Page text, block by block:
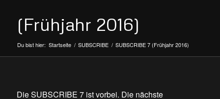
(Frühjahr 2016)
Du bist hier: Startseite / SUBSCRIBE / SUBSCRIBE 7 (Frühjahr 2016)
Die SUBSCRIBE 7 ist vorbei. Die nächste